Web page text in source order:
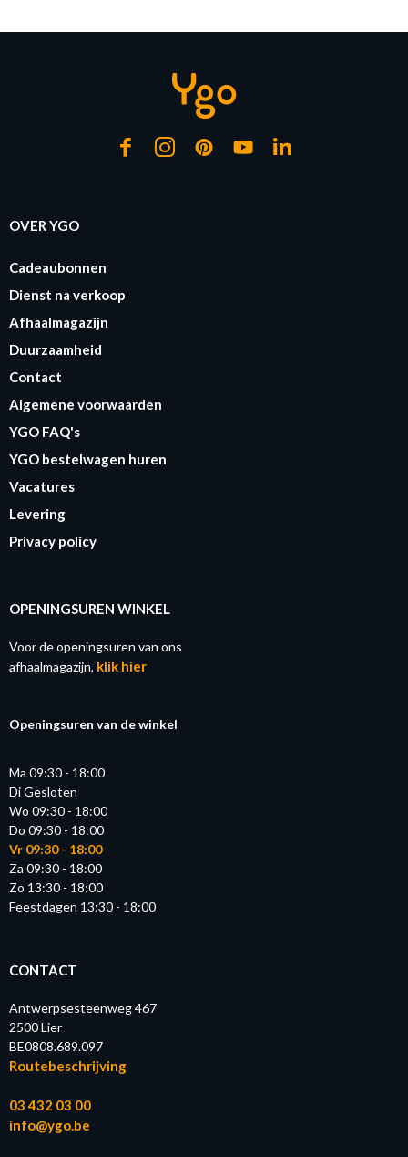
OVER YGO
Cadeaubonnen
Dienst na verkoop
Afhaalmagazijn
Duurzaamheid
Contact
Algemene voorwaarden
YGO FAQ's
YGO bestelwagen huren
Vacatures
Levering
Privacy policy
OPENINGSUREN WINKEL
Voor de openingsuren van ons
afhaalmagazijn, klik hier
Openingsuren van de winkel
Ma 09:30 - 18:00
Di Gesloten
Wo 09:30 - 18:00
Do 09:30 - 18:00
Vr 09:30 - 18:00
Za 09:30 - 18:00
Zo 13:30 - 18:00
Feestdagen 13:30 - 18:00
CONTACT
Antwerpsesteenweg 467
2500 Lier
BE0808.689.097
Routebeschrijving
03 432 03 00
info@ygo.be